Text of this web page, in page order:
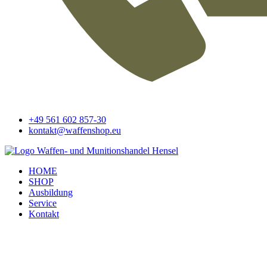
+49 561 602 857-30
kontakt@waffenshop.eu
HOME
SHOP
Ausbildung
Service
Kontakt